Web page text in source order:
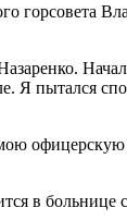
Я пытался
в